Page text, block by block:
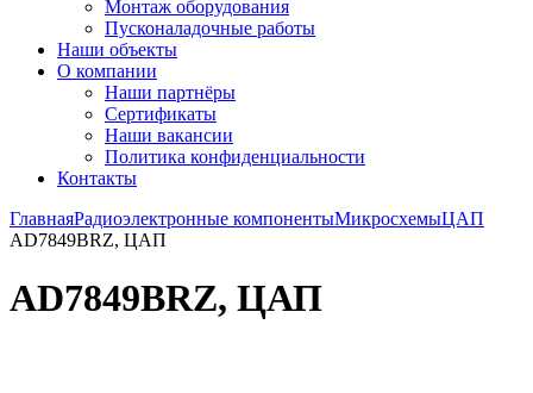
Монтаж оборудования
Пусконаладочные работы
Наши объекты
О компании
Наши партнёры
Сертификаты
Наши вакансии
Политика конфиденциальности
Контакты
ГлавнаяРадиоэлектронные компонентыМикросхемыЦАП
AD7849BRZ, ЦАП
AD7849BRZ, ЦАП